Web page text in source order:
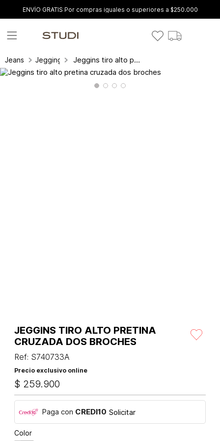
ENVÍO GRATIS Por compras iguales o superiores a $250.000
Jeans Jeggings Jeggins tiro alto pretina cruzada dos broches
JEGGINS TIRO ALTO PRETINA
CRUZADA DOS BROCHES
Ref: S740733A
Precio exclusivo online
$ 259.900
Paga con CREDI10 Solicitar
Color